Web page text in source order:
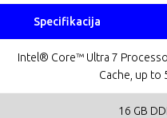
Specifikacija
Intel® Core™ Ultra 7
Cache, up to
16 GB